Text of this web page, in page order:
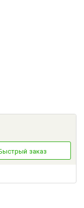
заказ